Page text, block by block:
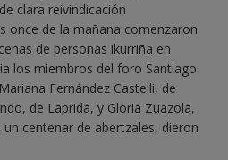
clara reivindicación
once de la mañana comenzaron
de personas ikurriña en
los miembros del foro Santiago
Fernández Castelli, de
de Laprida, y Gloria Zuazola,
centenar de abertzales, dieron